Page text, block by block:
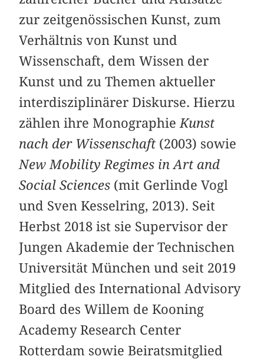
zur zeitgenössischen Kunst, zum
Verhältnis von Kunst und
Wissenschaft, dem Wissen der
Kunst und zu Themen aktueller
interdisziplinärer Diskurse. Hierzu
zählen ihre Monographie Kunst
nach der Wissenschaft (2003) sowie
New Mobility Regimes in Art and
Social Sciences (mit Gerlinde Vogl
und Sven Kesselring, 2013). Seit
Herbst 2018 ist sie Supervisor der
Jungen Akademie der Technischen
Universität München und seit 2019
Mitglied des International Advisory
Board des Willem de Kooning
Academy Research Center
Rotterdam sowie Beiratsmitglied